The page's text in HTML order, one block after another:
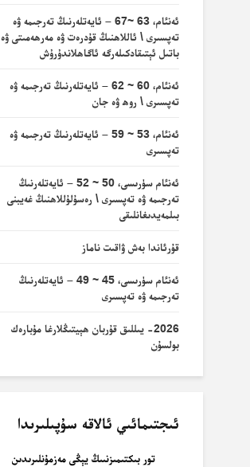
ئەنئام، 63 ~67 – ئايەتلەرنىڭ تەرجىمە ۋە
تەپسىرى \ ئاللاھنىڭ قۇدرەت ۋە مەرھەمىتى ۋە
باتىل ئېتىقادكىلەرگە ئاگاھلاندۇرۇش
ئەنئام، 60 ~ 62 – ئايەتلەرنىڭ تەرجىمە ۋە
تەپسىرى \ روھ ۋە جان
ئەنئام، 53 ~ 59 – ئايەتلەرنىڭ تەرجىمە ۋە
تەپسىرى
ئەنئام سۈرىسى، 50 ~ 52 – ئايەتلەرنىڭ
تەرجىمە ۋە تەپسىرى \ رەسۇلۇللاھنىڭ غەيبنى
بىلمەيدىغانلىقى
قۇرئاندا بەش ۋاقىت ناماز
ئەنئام سۈرىسى، 45 ~ 49 – ئايەتلەرنىڭ
تەرجىمە ۋە تەپسىرى
2026- يىللىق قۇربان ھېيتىڭلارغا مۇبارەك
بولسۇن
ئىجتىمائىي ئالاقە سۇپىلىرىدا
تور بىكتىمىزنىىڭ يېڭى مەزمۇنلىرىدىن